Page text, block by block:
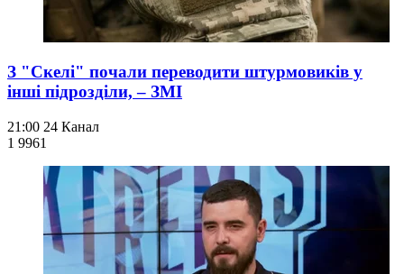
З "Скелі" почали переводити штурмовиків у
інші підрозділи, – ЗМІ
21:00 24 Канал
1 9961